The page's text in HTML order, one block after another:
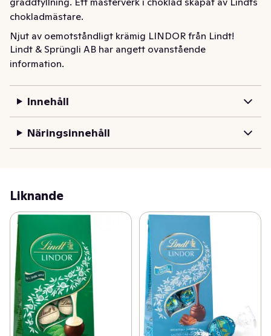
chokladmästare.
Njut av oemotståndligt krämig LINDOR från Lindt!
Pralinernas delikata skal av finaste Lindt vit choklad
med jordgubbe innesluter en len och krämig
Lindt & Sprüngli AB har angett ovanstående
information.
Innehåll
Näringsinnehåll
Liknande